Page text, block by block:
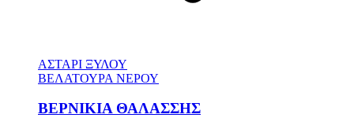
ΑΣΤΑΡΙ ΞΥΛΟΥ
ΒΕΛΑΤΟΥΡΑ ΝΕΡΟΥ
ΒΕΡΝΙΚΙΑ ΘΑΛΑΣΣΗΣ